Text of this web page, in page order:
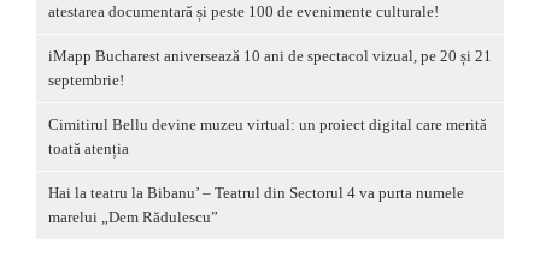
atestarea documentară și peste 100 de evenimente culturale!
iMapp Bucharest aniversează 10 ani de spectacol vizual, pe 20 și 21
septembrie!
Cimitirul Bellu devine muzeu virtual: un proiect digital care merită
toată atenția
Hai la teatru la Bibanu’ – Teatrul din Sectorul 4 va purta numele
marelui „Dem Rădulescu”